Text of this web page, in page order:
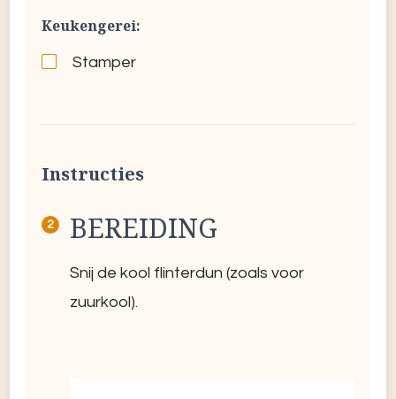
Keukengerei:
Stamper
Instructies
BEREIDING
Snij de kool flinterdun (zoals voor
zuurkool).